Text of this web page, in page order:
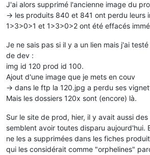
J'ai alors supprimé l'ancienne image du
-> les produits 840 et 841 ont perdu leurs
1>3>0>1 et 1>3>0>2 ont été effacés
Je ne sais pas si il y a un lien mais j'ai
de dev :
img id 120 prod id 100.
Ajout d'une image que je mets en couv
-> dans le ftp la 120.jpg a perdu ses
Mais les dossiers 120x sont (encore) là.
Sur le site de prod, hier, il y avait aussi
semblent avoir toutes disparu aujourd'hui.
ne les a supprimées dans les fiches
qui les considérait comme "orphelines"